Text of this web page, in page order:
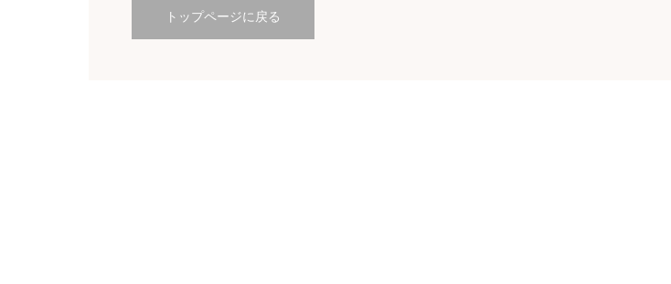
トップページに戻る